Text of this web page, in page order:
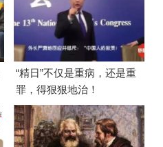
“精日”不仅是重病，还是重
罪，得狠狠地治！